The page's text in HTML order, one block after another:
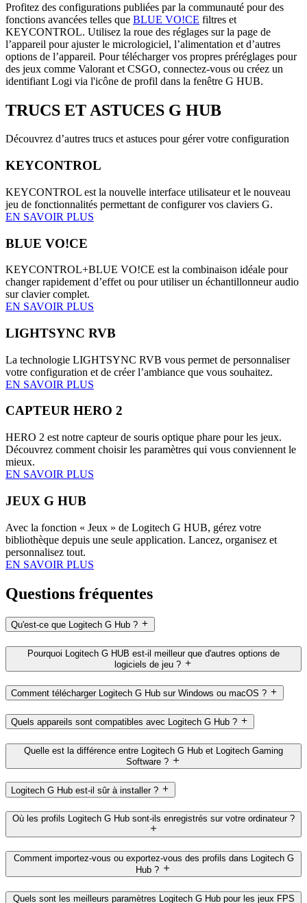
Profitez des configurations publiées par la communauté pour des
fonctions avancées telles que BLUE VO!CE filtres et
KEYCONTROL. Utilisez la roue des réglages sur la page de
l’appareil pour ajuster le micrologiciel, l’alimentation et d’autres
options de l’appareil. Pour télécharger vos propres préréglages pour
des jeux comme Valorant et CSGO, connectez-vous ou créez un
identifiant Logi via l'icône de profil dans la fenêtre G HUB.
TRUCS ET ASTUCES G HUB
Découvrez d’autres trucs et astuces pour gérer votre configuration
KEYCONTROL
KEYCONTROL est la nouvelle interface utilisateur et le nouveau
jeu de fonctionnalités permettant de configurer vos claviers G.
EN SAVOIR PLUS
BLUE VO!CE
KEYCONTROL+BLUE VO!CE est la combinaison idéale pour
changer rapidement d’effet ou pour utiliser un échantillonneur audio
sur clavier complet.
EN SAVOIR PLUS
LIGHTSYNC RVB
La technologie LIGHTSYNC RVB vous permet de personnaliser
votre configuration et de créer l’ambiance que vous souhaitez.
EN SAVOIR PLUS
CAPTEUR HERO 2
HERO 2 est notre capteur de souris optique phare pour les jeux.
Découvrez comment choisir les paramètres qui vous conviennent le
mieux.
EN SAVOIR PLUS
JEUX G HUB
Avec la fonction « Jeux » de Logitech G HUB, gérez votre
bibliothèque depuis une seule application. Lancez, organisez et
personnalisez tout.
EN SAVOIR PLUS
Questions fréquentes
Qu'est-ce que Logitech G Hub ?
Pourquoi Logitech G HUB est-il meilleur que d'autres options de
logiciels de jeu ?
Comment télécharger Logitech G Hub sur Windows ou macOS ?
Quels appareils sont compatibles avec Logitech G Hub ?
Quelle est la différence entre Logitech G Hub et Logitech Gaming
Software ?
Logitech G Hub est-il sûr à installer ?
Où les profils Logitech G Hub sont-ils enregistrés sur votre ordinateur ?
Comment importez-vous ou exportez-vous des profils dans Logitech G
Hub ?
Quels sont les meilleurs paramètres Logitech G Hub pour les jeux FPS